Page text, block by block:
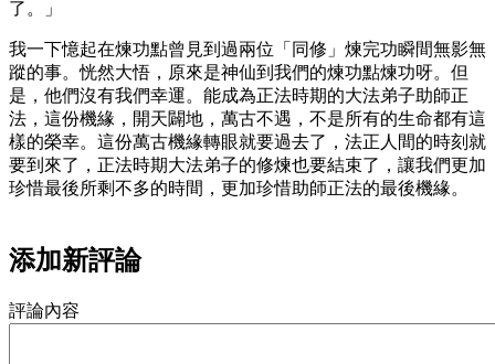
了。」
我一下憶起在煉功點曾見到過兩位「同修」煉完功瞬間無影無
蹤的事。恍然大悟，原來是神仙到我們的煉功點煉功呀。但
是，他們沒有我們幸運。能成為正法時期的大法弟子助師正
法，這份機緣，開天闢地，萬古不遇，不是所有的生命都有這
樣的榮幸。這份萬古機緣轉眼就要過去了，法正人間的時刻就
要到來了，正法時期大法弟子的修煉也要結束了，讓我們更加
珍惜最後所剩不多的時間，更加珍惜助師正法的最後機緣。
添加新評論
評論內容